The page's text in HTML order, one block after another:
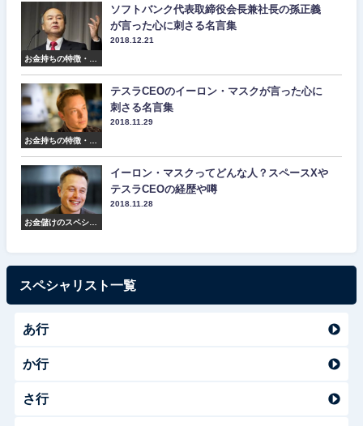
お金持ちの特徴・マ
ソフトバンク代表取締役会長兼社長の孫正義
が言った心に刺さる名言集
2018.12.21
お金持ちの特徴・マ
テスラCEOのイーロン・マスクが言った心に
刺さる名言集
2018.11.29
お金儲けのスペシャ
イーロン・マスクってどんな人？スペースXや
テスラCEOの経歴や噂
2018.11.28
スペシャリスト一覧
あ行
か行
さ行